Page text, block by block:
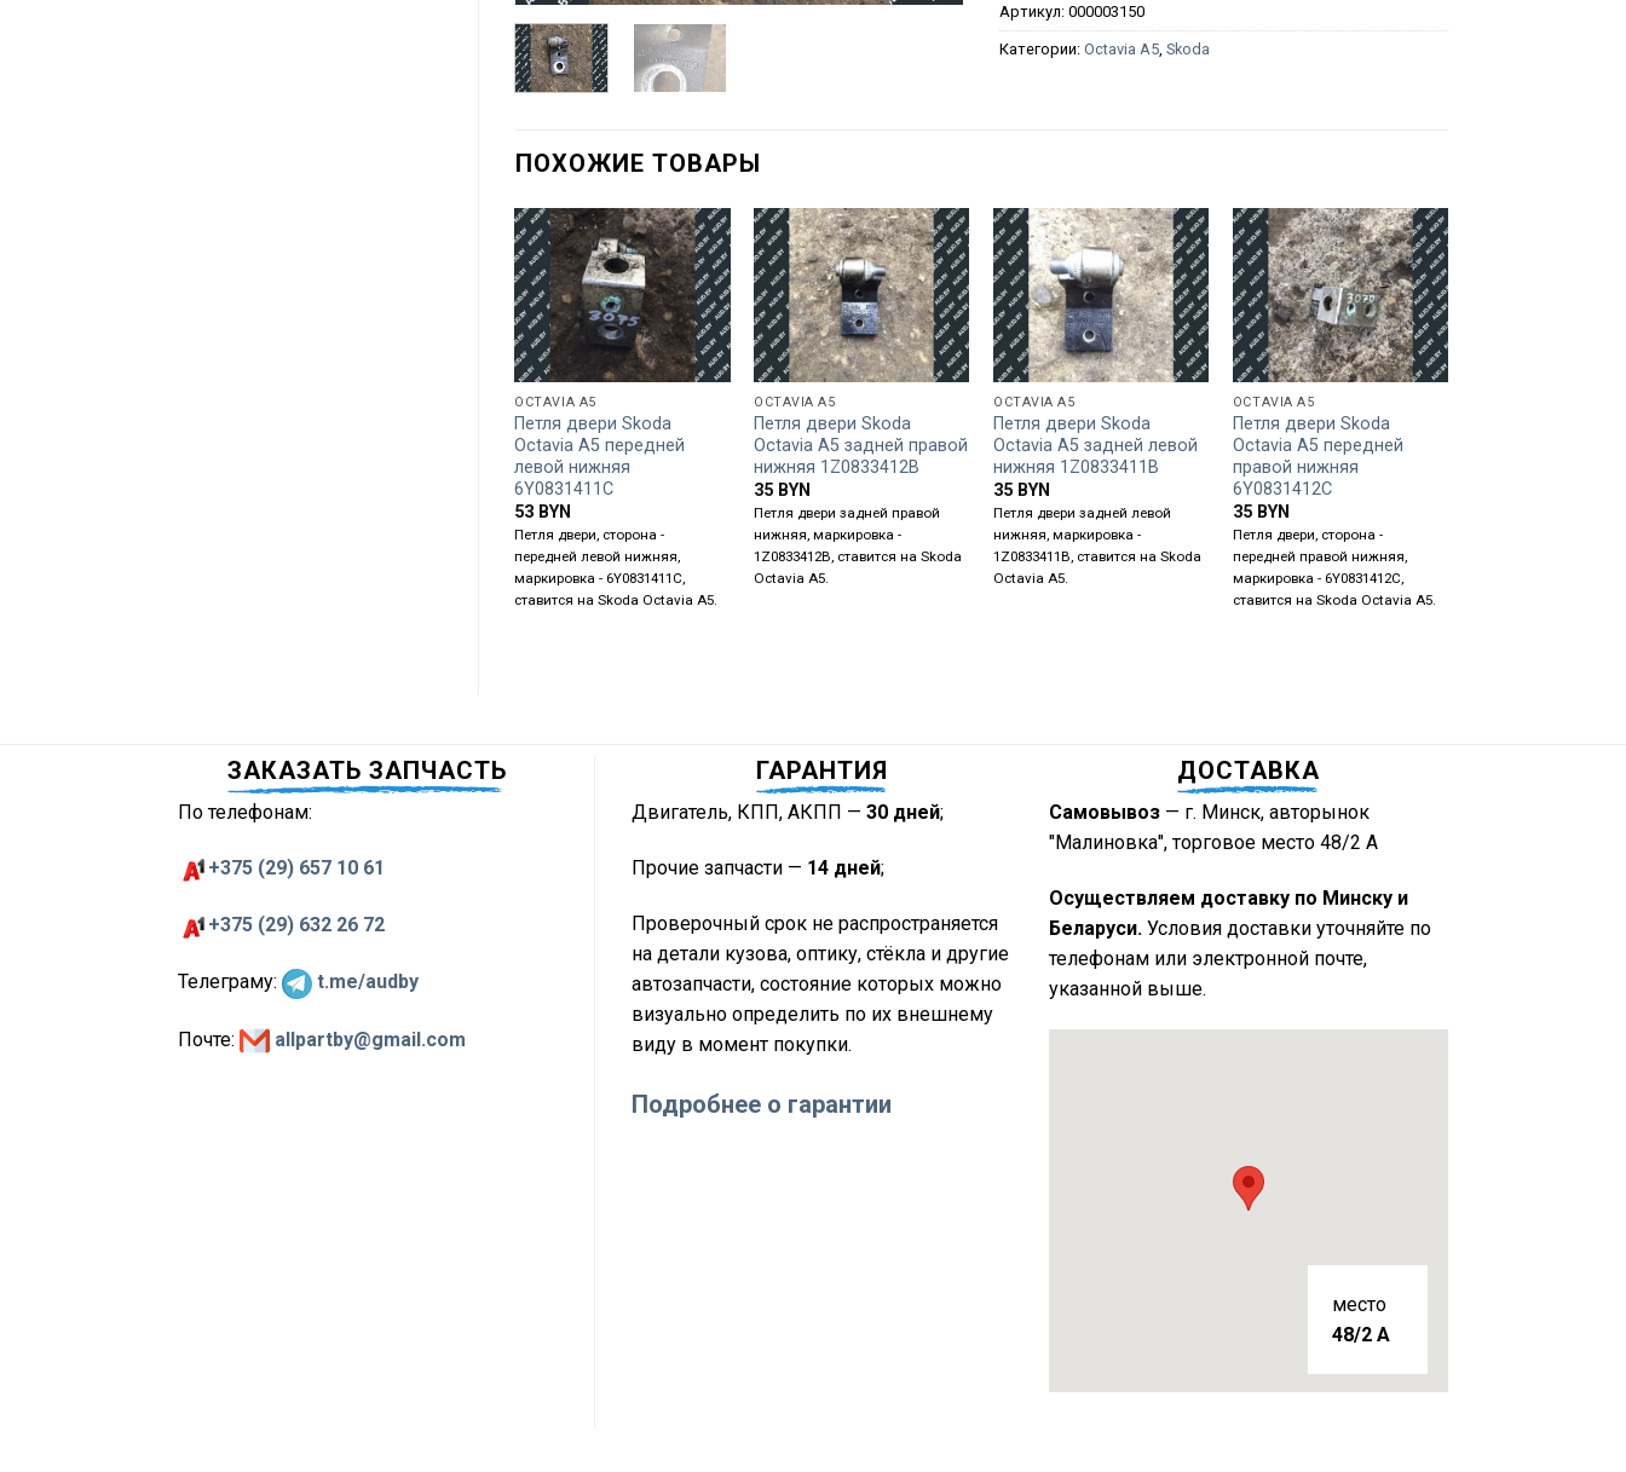
Артикул:000003150
Категории:Octavia A5 ,Skoda
ПОХОЖИЕ ТОВАРЫ
OCTAVIA A5
Петля двери Skoda
Octavia A5 передней
левой нижняя
6Y0831411C
53 BYN
Петля двери, сторона -
передней левой нижняя,
маркировка - 6Y0831411C,
ставится на Skoda Octavia A5.
OCTAVIA A5
Петля двери Skoda
Octavia A5 задней правой
нижняя 1Z0833412B
35 BYN
Петля двери задней правой
нижняя, маркировка -
1Z0833412B, ставится на Skoda
Octavia A5.
OCTAVIA A5
Петля двери Skoda
Octavia A5 задней левой
нижняя 1Z0833411B
35 BYN
Петля двери задней левой
нижняя, маркировка -
1Z0833411B, ставится на Skoda
Octavia A5.
OCTAVIA A5
Петля двери Skoda
Octavia A5 передней
правой нижняя
6Y0831412C
35 BYN
Петля двери, сторона -
передней правой нижняя,
маркировка - 6Y0831412C,
ставится на Skoda Octavia A5.
ЗАКАЗАТЬ ЗАПЧАСТЬ
По телефонам:
+375 (29) 657 10 61
+375 (29) 632 26 72
Телеграму: t.me/audby
Почте: allpartby@gmail.com
ГАРАНТИЯ
Двигатель, КПП, АКПП — 30 дней;
Прочие запчасти — 14 дней;
Проверочный срок не распространяется
на детали кузова, оптику, стёкла и другие
автозапчасти, состояние которых можно
визуально определить по их внешнему
виду в момент покупки.
Подробнее о гарантии
ДОСТАВКА
Самовывоз— г. Минск, авторынок
"Малиновка", торговое место 48/2 А
Осуществляем доставку по Минску и
Беларуси.Условия доставки уточняйте по
телефонам или электронной почте,
указанной выше.
место
48/2 A